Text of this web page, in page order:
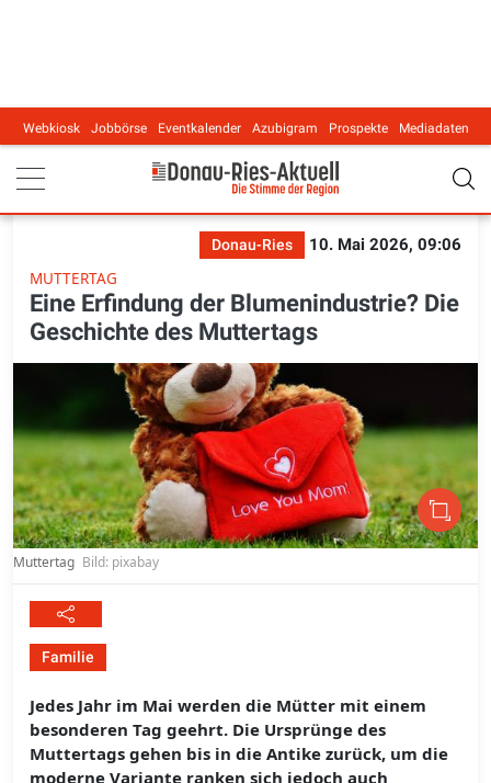
Main navigation
Webkiosk Jobbörse Eventkalender Azubigram Prospekte Mediadaten
Donau-Ries
10. Mai 2026, 09:06
MUTTERTAG
Eine Erfindung der Blumenindustrie? Die
Geschichte des Muttertags
Muttertag Bild: pixabay
Familie
Jedes Jahr im Mai werden die Mütter mit einem
besonderen Tag geehrt. Die Ursprünge des
Muttertags gehen bis in die Antike zurück, um die
moderne Variante ranken sich jedoch auch